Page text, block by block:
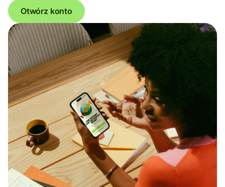
Otwórz konto